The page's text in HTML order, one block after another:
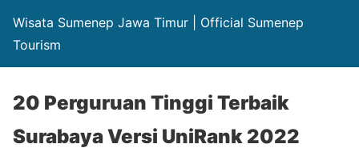
Wisata Sumenep Jawa Timur | Official Sumenep
Tourism
20 Perguruan Tinggi Terbaik
Surabaya Versi UniRank 2022